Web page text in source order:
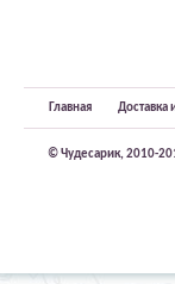
Главная Доставка
© Чудесарик, 2010-